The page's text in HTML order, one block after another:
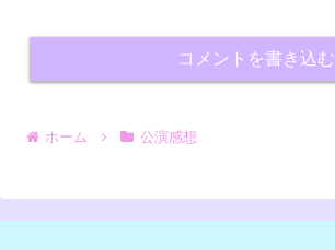
コメントを書き込む
ホーム 公演感想